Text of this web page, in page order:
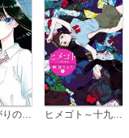
恋は雨上がりのように ヒメゴト～十九歳の制服～